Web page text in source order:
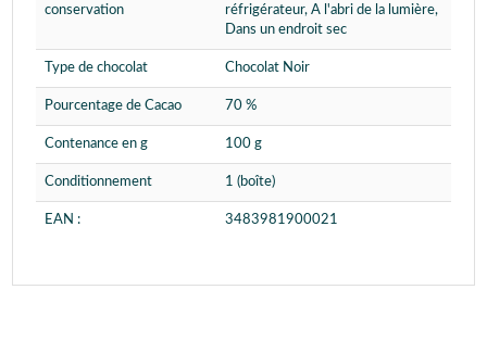
conservation
réfrigérateur, A l'abri de la lumière,
Dans un endroit sec
Type de chocolat Chocolat Noir
Pourcentage de Cacao 70 %
Contenance en g 100 g
Conditionnement 1 (boîte)
EAN : 3483981900021